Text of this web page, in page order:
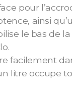
pour
ainsi
le bas de
facilement
litre occupe